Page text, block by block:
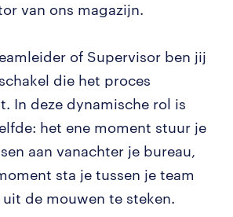
van ons magazijn.
of Supervisor ben jij
die het proces
In deze dynamische rol is
het ene moment stuur je
aan vanachter je bureau,
sta je tussen je team
de mouwen te steken.